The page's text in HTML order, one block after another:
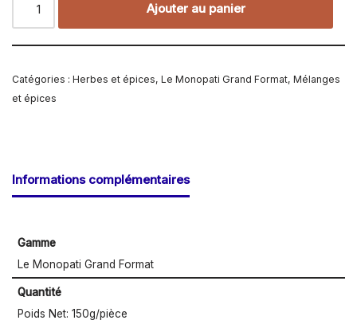
Ajouter au panier
Catégories : Herbes et épices, Le Monopati Grand Format, Mélanges
et épices
Informations complémentaires
Gamme
Le Monopati Grand Format
Quantité
Poids Net: 150g/pièce